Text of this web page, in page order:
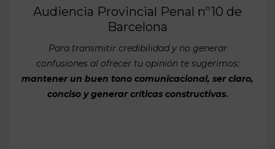
Audiencia Provincial Penal nº10 de
Barcelona
Para transmitir credibilidad y no generar
confusiones al ofrecer tu opinión te sugerimos:
mantener un buen tono comunicacional, ser claro,
conciso y generar críticas constructivas.